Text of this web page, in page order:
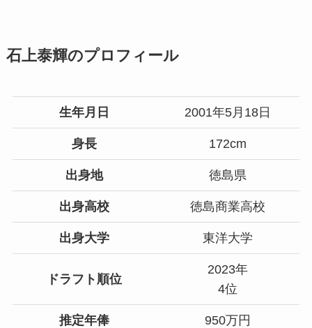
石上泰輝のプロフィール
生年月日 2001年5月18日
身長 172cm
出身地 徳島県
出身高校 徳島商業高校
出身大学 東洋大学
ドラフト順位
2023年
4位
推定年俸 950万円